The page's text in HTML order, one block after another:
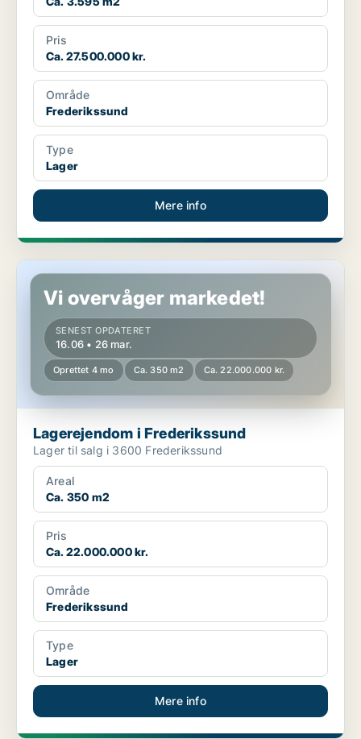
Pris
Ca. 27.500.000 kr.
Område
Frederikssund
Type
Lager
Mere info
Lagerejendom i Frederikssund
Vi overvåger markedet!
SENEST OPDATERET
16.06 • 26 mar.
Oprettet 4 mo Ca. 350 m2 Ca. 22.000.000 kr.
Lagerejendom i Frederikssund
Lager til salg i 3600 Frederikssund
Areal
Ca. 350 m2
Pris
Ca. 22.000.000 kr.
Område
Frederikssund
Type
Lager
Mere info